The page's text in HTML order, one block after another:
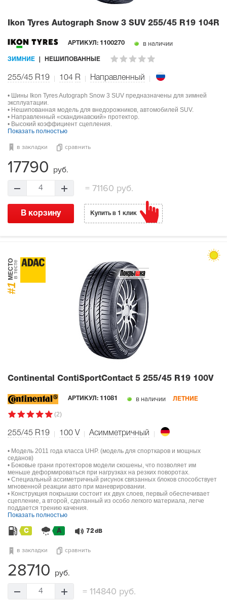
Ikon Tyres Autograph Snow 3 SUV 255/45 R19 104R
АРТИКУЛ: 1100270 в наличии
ЗИМНИЕ НЕШИПОВАННЫЕ
255/45 R19 104 R Направленный
• Шины Ikon Tyres Autograph Snow 3 SUV предназначены для зимней
эксплуатации.
• Нешипованная модель для внедорожников, автомобилей SUV.
• Направленный «скандинавский» протектор.
• Высокий коэффициент сцепления.
Показать полностью
в закладки сравнить
17790 руб.
4 = 71160 руб.
В корзину Купить в 1 клик
#1
МЕСТОв тесте
Continental ContiSportContact 5 255/45 R19 100V
АРТИКУЛ: 11081 в наличии ЛЕТНИЕ
(2)
255/45 R19 100 V Асимметричный
• Модель 2011 года класса UHP. (модель для спорткаров и мощных
седанов)
• Боковые грани протекторов модели скошены, что позволяет им
меньше деформироваться при нагрузках на резких поворотах.
• Специальный ассиметричный рисунок связанных блоков способствует
мгновенной реакции авто при маневрировании.
• Конструкция покрышки состоит их двух слоев, первый обеспечивает
сцепление, а второй, сделанный из особо легкого материала, легче
поддается трению качения.
Показать полностью
C A 72 dB
в закладки сравнить
28710 руб.
4 = 114840 руб.